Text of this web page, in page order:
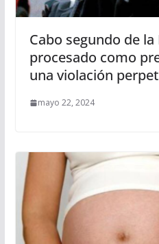
Cabo segundo de la
procesado como
una violación
mayo 22, 2024